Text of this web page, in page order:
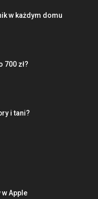
w każdym domu
700 zł?
i tani?
w Apple